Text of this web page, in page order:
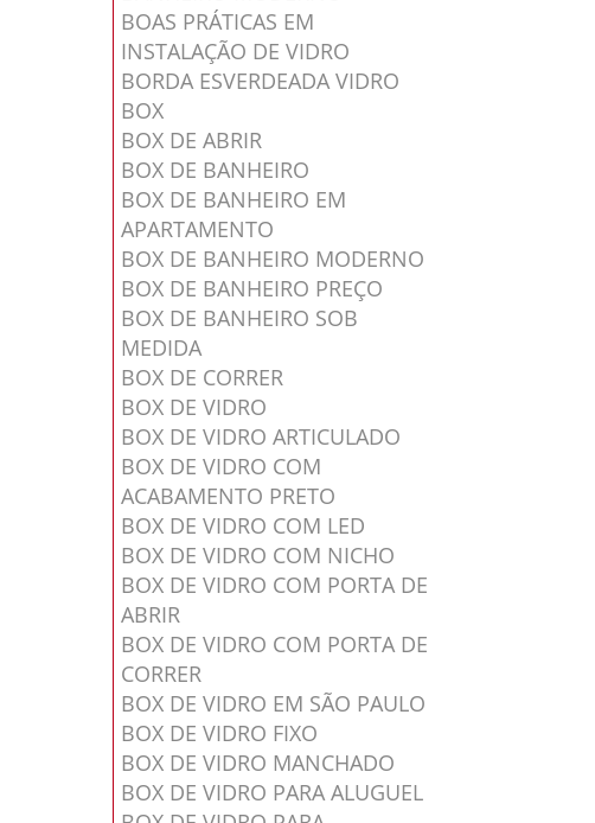
BOAS PRÁTICAS EM
INSTALAÇÃO DE VIDRO
BORDA ESVERDEADA VIDRO
BOX
BOX DE ABRIR
BOX DE BANHEIRO
BOX DE BANHEIRO EM
APARTAMENTO
BOX DE BANHEIRO MODERNO
BOX DE BANHEIRO PREÇO
BOX DE BANHEIRO SOB
MEDIDA
BOX DE CORRER
BOX DE VIDRO
BOX DE VIDRO ARTICULADO
BOX DE VIDRO COM
ACABAMENTO PRETO
BOX DE VIDRO COM LED
BOX DE VIDRO COM NICHO
BOX DE VIDRO COM PORTA DE
ABRIR
BOX DE VIDRO COM PORTA DE
CORRER
BOX DE VIDRO EM SÃO PAULO
BOX DE VIDRO FIXO
BOX DE VIDRO MANCHADO
BOX DE VIDRO PARA ALUGUEL